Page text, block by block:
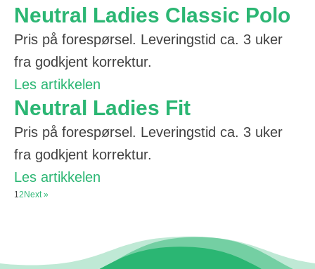
Neutral Ladies Classic Polo
Pris på forespørsel. Leveringstid ca. 3 uker
fra godkjent korrektur.
Les artikkelen
Neutral Ladies Fit
Pris på forespørsel. Leveringstid ca. 3 uker
fra godkjent korrektur.
Les artikkelen
12 Next »